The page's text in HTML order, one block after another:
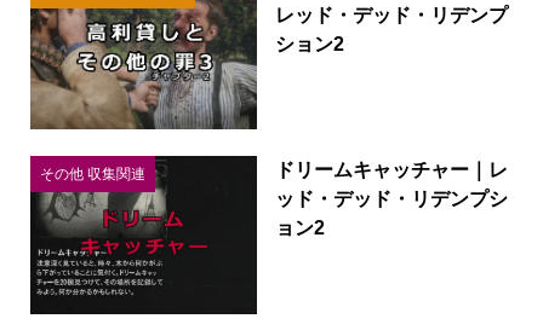
レッド・デッド・リデンプ
ション2
その他 収集関連
ドリームキャッチャー｜レ
ッド・デッド・リデンプシ
ョン2